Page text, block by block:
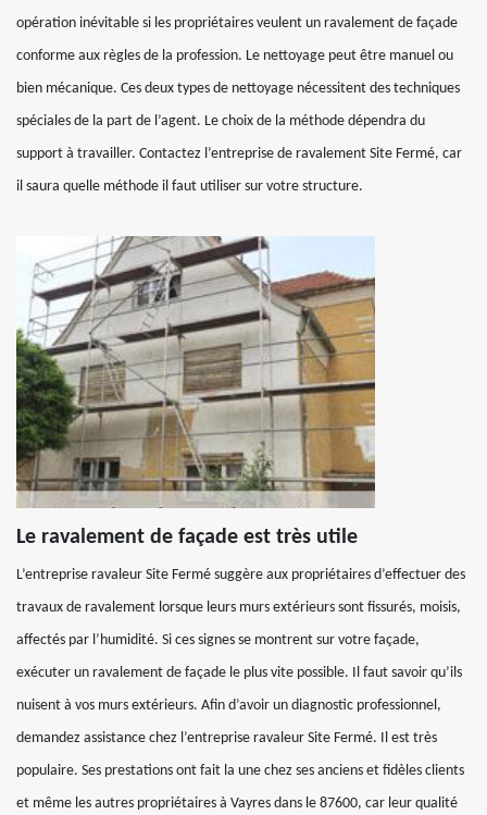
opération inévitable si les propriétaires veulent un ravalement de façade
conforme aux règles de la profession. Le nettoyage peut être manuel ou
bien mécanique. Ces deux types de nettoyage nécessitent des techniques
spéciales de la part de l’agent. Le choix de la méthode dépendra du
support à travailler. Contactez l’entreprise de ravalement Site Fermé, car
il saura quelle méthode il faut utiliser sur votre structure.
Le ravalement de façade est très utile
L’entreprise ravaleur Site Fermé suggère aux propriétaires d’effectuer des
travaux de ravalement lorsque leurs murs extérieurs sont fissurés, moisis,
affectés par l’humidité. Si ces signes se montrent sur votre façade,
exécuter un ravalement de façade le plus vite possible. Il faut savoir qu’ils
nuisent à vos murs extérieurs. Afin d’avoir un diagnostic professionnel,
demandez assistance chez l’entreprise ravaleur Site Fermé. Il est très
populaire. Ses prestations ont fait la une chez ses anciens et fidèles clients
et même les autres propriétaires à Vayres dans le 87600, car leur qualité